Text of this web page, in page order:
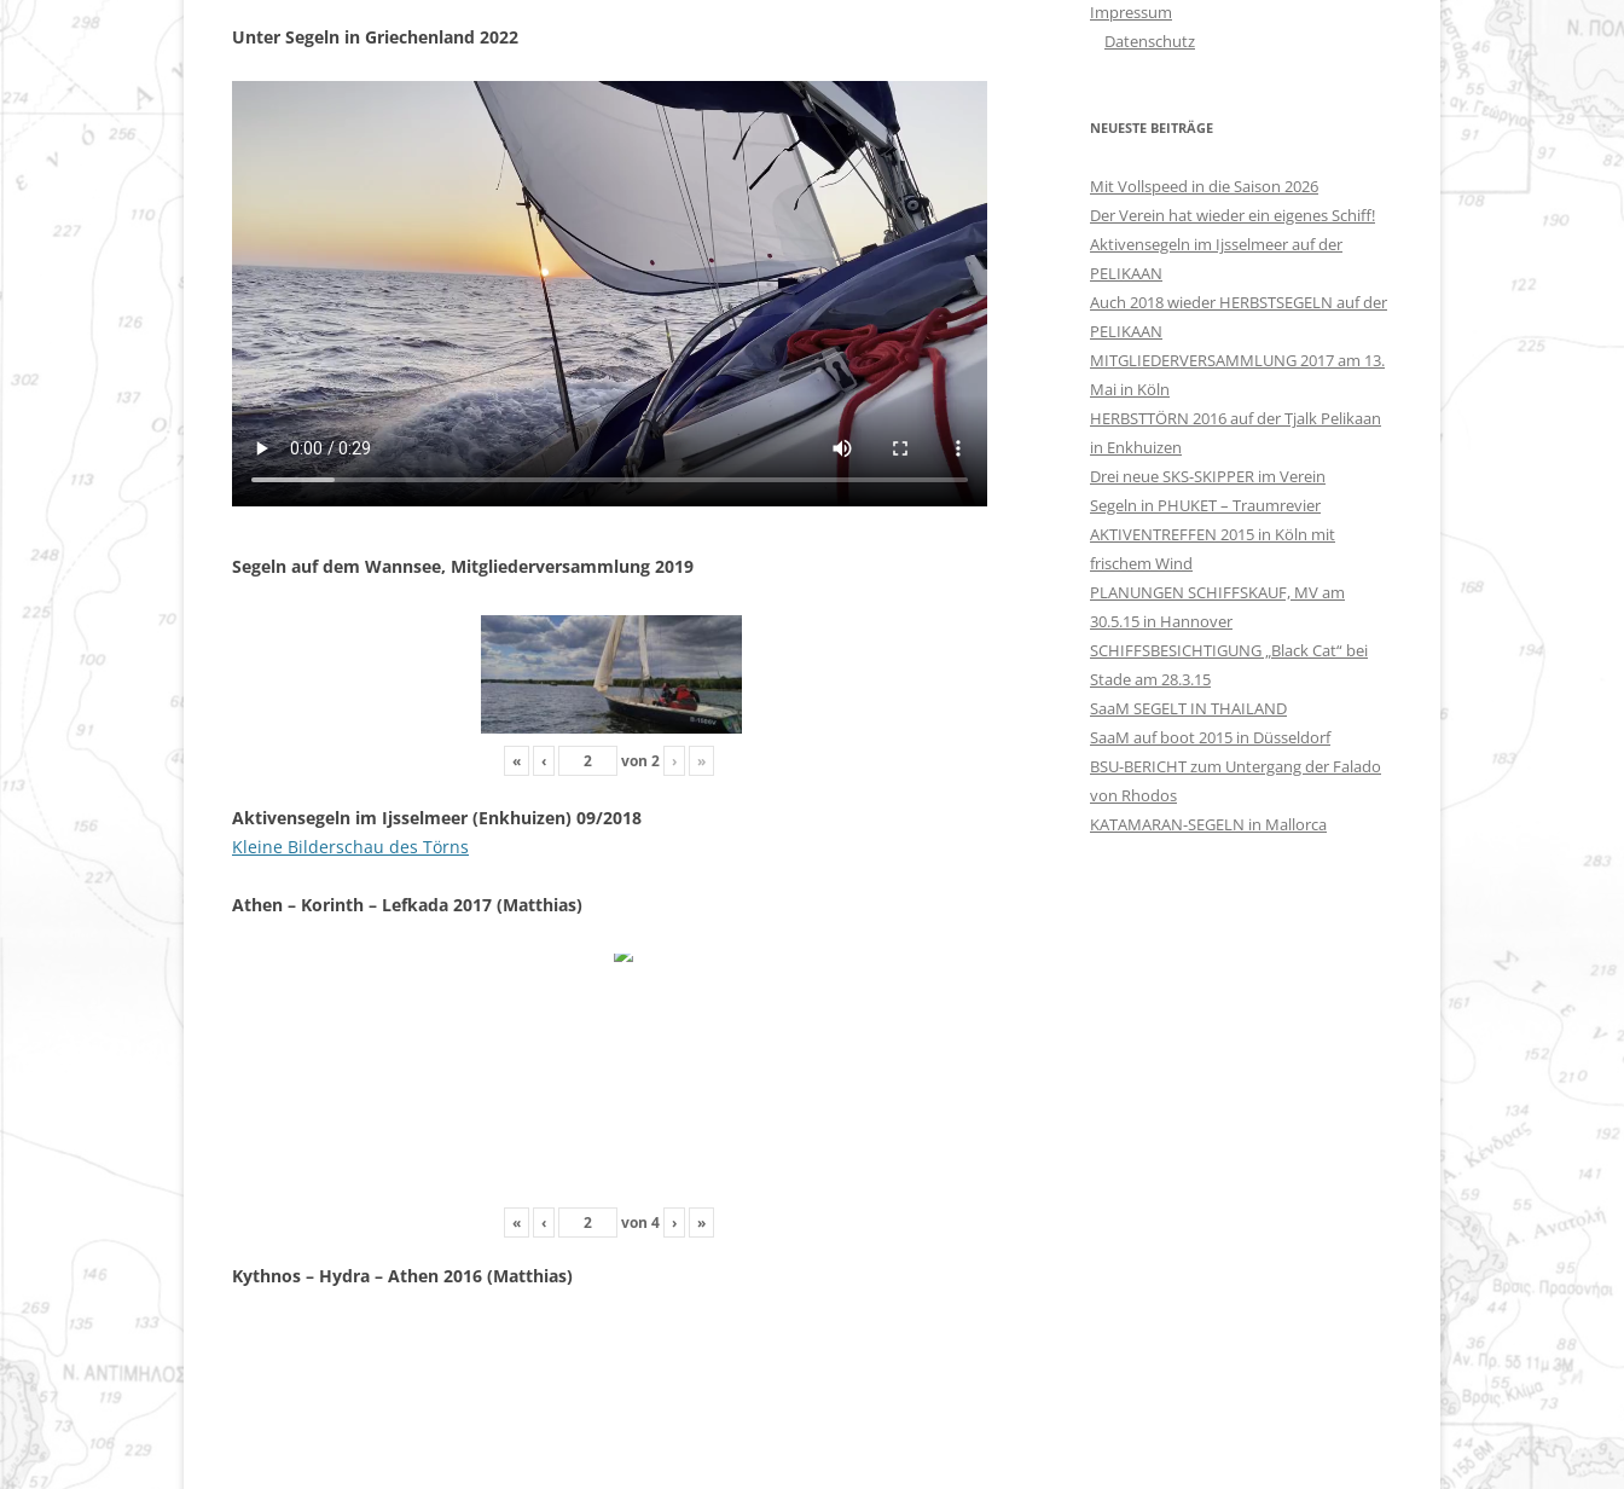
Unter Segeln in Griechenland 2022
Segeln auf dem Wannsee, Mitgliederversammlung 2019
« ‹ von2 › »
Aktivensegeln im Ijsselmeer (Enkhuizen) 09/2018
Kleine Bilderschau des Törns
Athen – Korinth – Lefkada 2017 (Matthias)
« ‹ von4 › »
Kythnos – Hydra – Athen 2016 (Matthias)
Impressum
Datenschutz
NEUESTE BEITRÄGE
Mit Vollspeed in die Saison 2026
Der Verein hat wieder ein eigenes Schiff!
Aktivensegeln im Ijsselmeer auf der
PELIKAAN
Auch 2018 wieder HERBSTSEGELN auf der
PELIKAAN
MITGLIEDERVERSAMMLUNG 2017 am 13.
Mai in Köln
HERBSTTÖRN 2016 auf der Tjalk Pelikaan
in Enkhuizen
Drei neue SKS-SKIPPER im Verein
Segeln in PHUKET – Traumrevier
AKTIVENTREFFEN 2015 in Köln mit
frischem Wind
PLANUNGEN SCHIFFSKAUF, MV am
30.5.15 in Hannover
SCHIFFSBESICHTIGUNG „Black Cat“ bei
Stade am 28.3.15
SaaM SEGELT IN THAILAND
SaaM auf boot 2015 in Düsseldorf
BSU-BERICHT zum Untergang der Falado
von Rhodos
KATAMARAN-SEGELN in Mallorca